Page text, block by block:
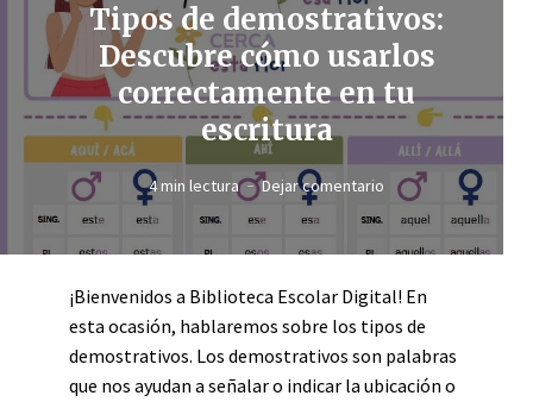
Tipos de demostrativos:
Descubre cómo usarlos
correctamente en tu
escritura
4 min lectura Dejar comentario
¡Bienvenidos a Biblioteca Escolar Digital! En
esta ocasión, hablaremos sobre los tipos de
demostrativos. Los demostrativos son palabras
que nos ayudan a señalar o indicar la ubicación o